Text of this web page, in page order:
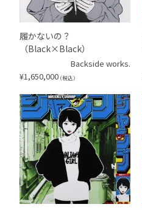
履かないの？
（Black×Black）
Backside works.
¥1,650,000 （税込）